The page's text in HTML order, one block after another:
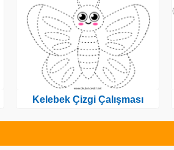
Kelebek Çizgi Çalışması